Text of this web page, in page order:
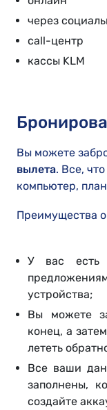
через
call-центр
кассы KLM
Вы можете
вылета. Все,
компьютер,
Преимущества
У вас есть
устройства;
Вы можете
конец, а
лететь
Все ваши
заполнены,
создайте